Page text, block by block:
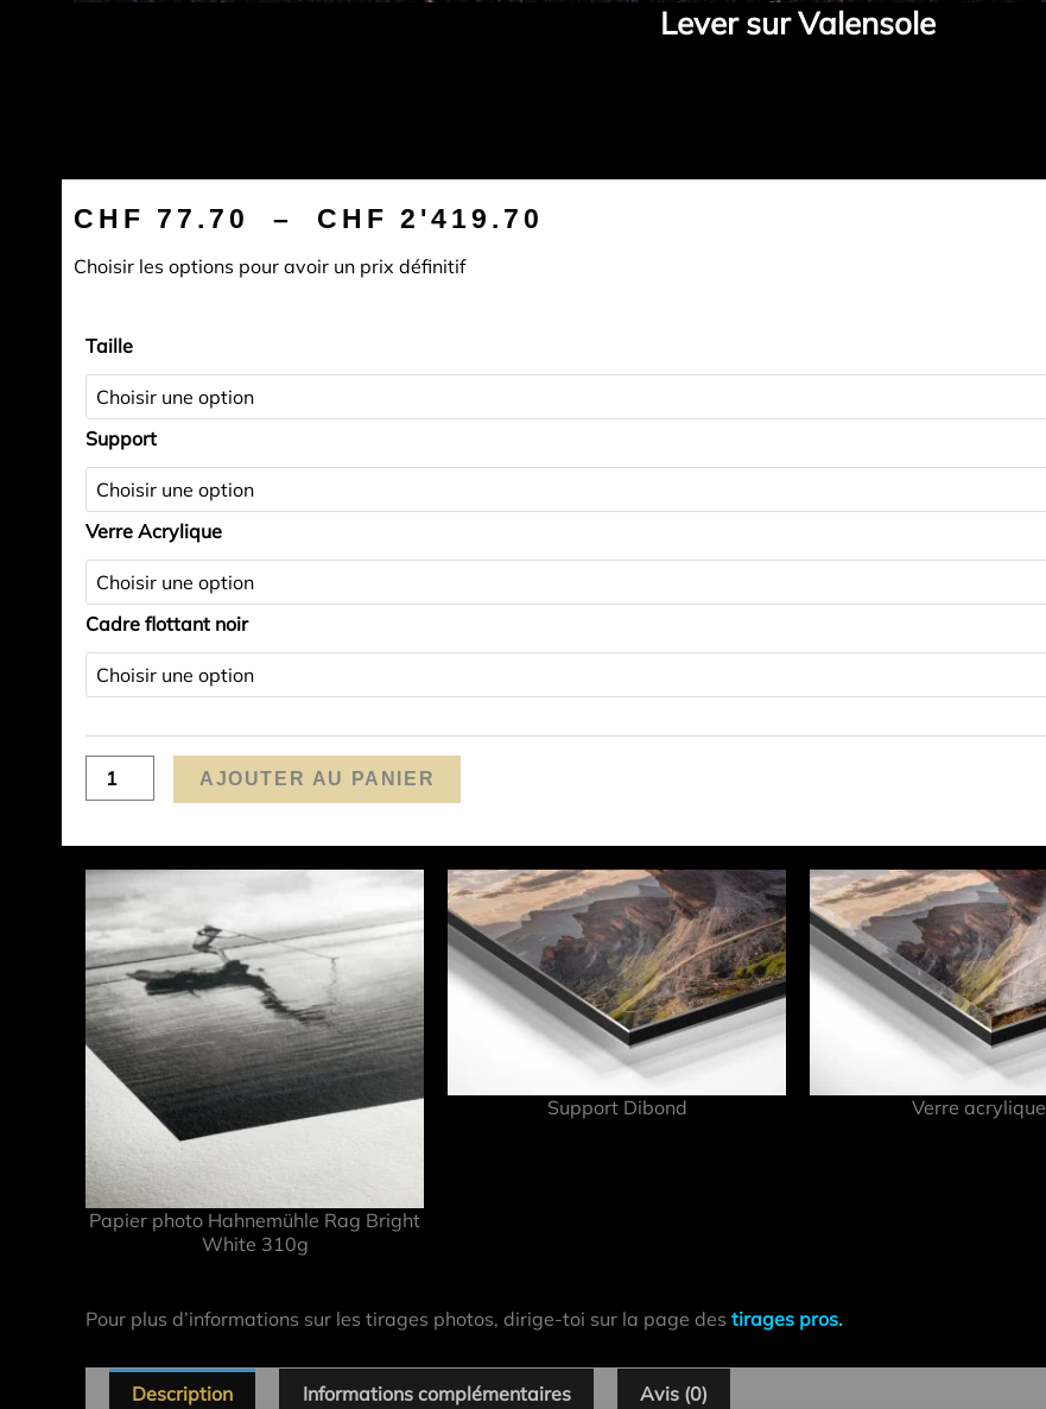
Lever sur Valensole
CHF 77.70 – CHF 2'419.70
CHF 2'419.70
Choisir les options pour avoir un prix définitif
Taille
Support
Verre Acrylique
Cadre flottant noir
de
Lever
sur
Valensole
AJOUTER AU PANIER
Papier photo Hahnemühle Rag Bright
White 310g
Support Dibond Verre acrylique
Pour plus d’informations sur les tirages photos, dirige-toi sur la page des tirages pros.
Description Informations complémentaires Avis (0)